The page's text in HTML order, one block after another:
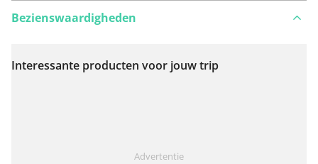
Bekijk op kaart
Bezienswaardigheden
Interessante producten voor jouw trip
Advertentie